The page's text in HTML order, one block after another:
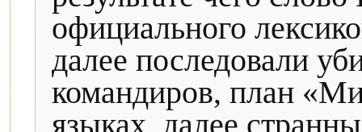
официального
далее последовали
командиров, план
языках, далее